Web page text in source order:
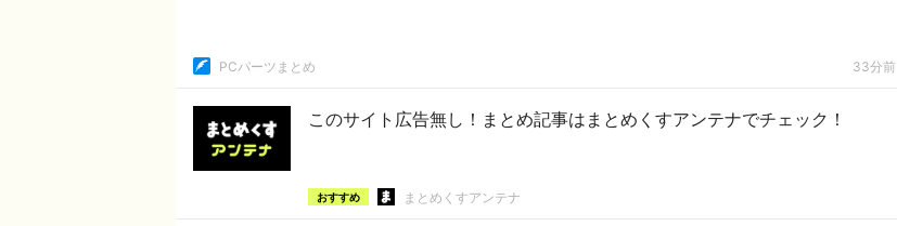
PCパーツまとめ 33分前
このサイト広告無し！まとめ記事はまとめくすアンテナでチェック！
おすすめ まとめくすアンテナ